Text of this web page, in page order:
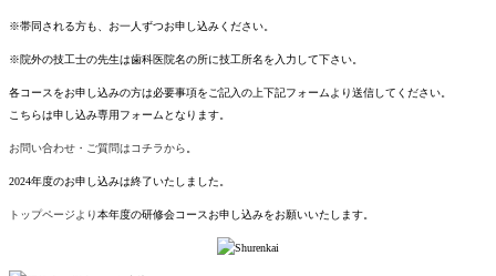
※帯同される方も、お一人ずつお申し込みください。
※院外の技工士の先生は歯科医院名の所に技工所名を入力して下さい。
各コースをお申し込みの方は必要事項をご記入の上下記フォームより送信してください。
こちらは申し込み専用フォームとなります。
お問い合わせ・ご質問はコチラから
2024年度のお申し込みは終了いたしました。
トップページより本年度の研修会コースお申し込みをお願いいたします。